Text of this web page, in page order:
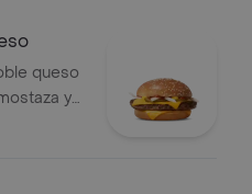
queso
y